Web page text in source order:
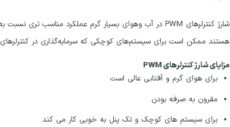
هستند ممکن است برای سیستم‌های کوچکی که سرمایه‌گذاری در کنترلرهای MPPT مقرون‌ به ‌صرفه نیست، مناسب باشد.
مزایای شارژ کنترلرهای PWM
برای هوای گرم و آفتابی عالی است
مقرون به صرفه بودن
برای سیستم های کوچک و تک پنل به خوبی کار می کند